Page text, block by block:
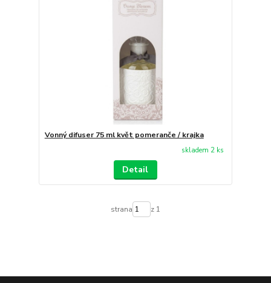
Vonný difuser 75 ml květ pomeranče / krajka
skladem 2 ks
Detail
strana z 1